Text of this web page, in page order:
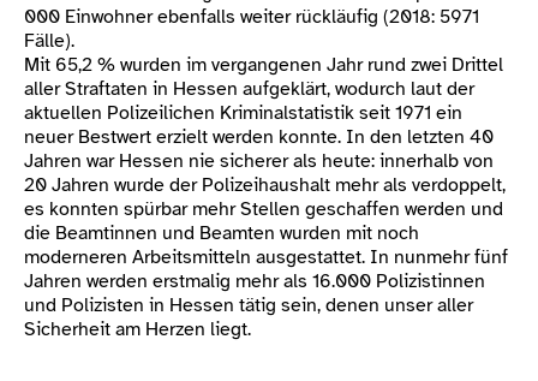
000 Einwohner ebenfalls weiter rückläufig (2018: 5971
Fälle).
Mit 65,2 % wurden im vergangenen Jahr rund zwei Drittel
aller Straftaten in Hessen aufgeklärt, wodurch laut der
aktuellen Polizeilichen Kriminalstatistik seit 1971 ein
neuer Bestwert erzielt werden konnte. In den letzten 40
Jahren war Hessen nie sicherer als heute: innerhalb von
20 Jahren wurde der Polizeihaushalt mehr als verdoppelt,
es konnten spürbar mehr Stellen geschaffen werden und
die Beamtinnen und Beamten wurden mit noch
moderneren Arbeitsmitteln ausgestattet. In nunmehr fünf
Jahren werden erstmalig mehr als 16.000 Polizistinnen
und Polizisten in Hessen tätig sein, denen unser aller
Sicherheit am Herzen liegt.